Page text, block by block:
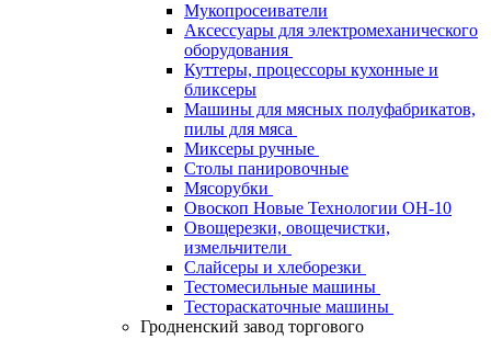
Мукопросеиватели
Аксессуары для электромеханического
оборудования
Куттеры, процессоры кухонные и
бликсеры
Машины для мясных полуфабрикатов,
пилы для мяса
Миксеры ручные
Столы панировочные
Мясорубки
Овоскоп Новые Технологии ОН-10
Овощерезки, овощечистки,
измельчители
Слайсеры и хлеборезки
Тестомесильные машины
Тестораскаточные машины
Гродненский завод торгового